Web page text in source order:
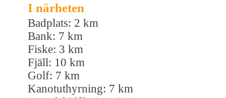
I närheten
Badplats: 2 km
Bank: 7 km
Fiske: 3 km
Fjäll: 10 km
Golf: 7 km
Kanotuthyrning: 7 km